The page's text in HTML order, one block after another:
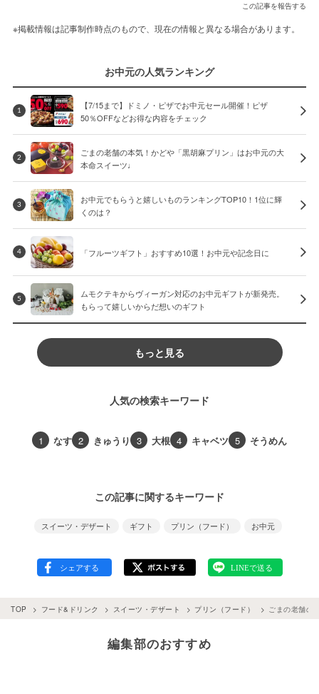
この記事を報告する
※掲載情報は記事制作時点のもので、現在の情報と異なる場合があります。
お中元の人気ランキング
1
【7/15まで】ドミノ・ピザでお中元セール開催！ピザ
50％OFFなどお得な内容をチェック
2
ごまの老舗の本気！かどや「黒胡麻プリン」はお中元の大
本命スイーツ♩
3
お中元でもらうと嬉しいものランキングTOP10！1位に輝
くのは？
4 「フルーツギフト」おすすめ10選！お中元や記念日に
5
ムモクテキからヴィーガン対応のお中元ギフトが新発売。
もらって嬉しいからだ想いのギフト
もっと見る
人気の検索キーワード
1 なす 2 きゅうり 3 大根 4 キャベツ 5 そうめん
この記事に関するキーワード
スイーツ・デザート ギフト プリン（フード） お中元
TOP フード&ドリンク スイーツ・デザート プリン（フード） ごまの老舗の
編集部のおすすめ